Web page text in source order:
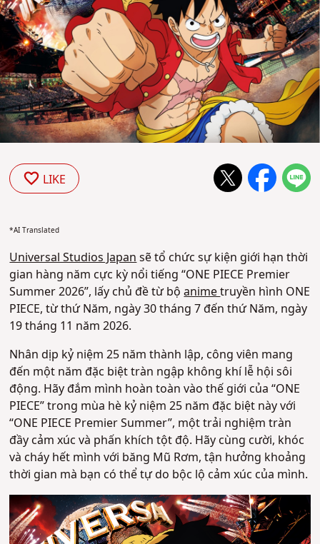
LIKE
*AI Translated
Universal Studios Japansẽ tổ chức sự kiện giới hạn thời
gian hàng năm cực kỳ nổi tiếng “ONE PIECE Premier
Summer 2026”, lấy chủ đề từ bộanimetruyền hình ONE
PIECE, từ thứ Năm, ngày 30 tháng 7 đến thứ Năm, ngày
19 tháng 11 năm 2026.
Nhân dịp kỷ niệm 25 năm thành lập, công viên mang
đến một năm đặc biệt tràn ngập không khí lễ hội sôi
động. Hãy đắm mình hoàn toàn vào thế giới của “ONE
PIECE” trong mùa hè kỷ niệm 25 năm đặc biệt này với
“ONE PIECE Premier Summer”, một trải nghiệm tràn
đầy cảm xúc và phấn khích tột độ. Hãy cùng cười, khóc
và cháy hết mình với băng Mũ Rơm, tận hưởng khoảng
thời gian mà bạn có thể tự do bộc lộ cảm xúc của mình.